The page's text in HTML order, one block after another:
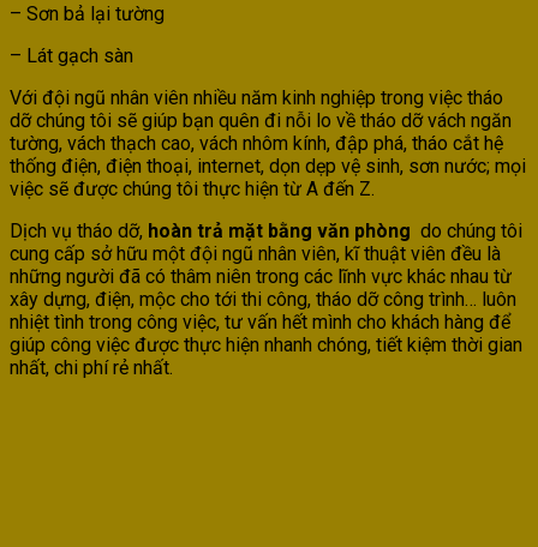
– Sơn bả lại tường
– Lát gạch sàn
Với đội ngũ nhân viên nhiều năm kinh nghiệp trong việc tháo
dỡ chúng tôi sẽ giúp bạn quên đi nỗi lo về tháo dỡ vách ngăn
tường, vách thạch cao, vách nhôm kính, đập phá, tháo cắt hệ
thống điện, điện thoại, internet, dọn dẹp vệ sinh, sơn nước; mọi
việc sẽ được chúng tôi thực hiện từ A đến Z.
Dịch vụ tháo dỡ, hoàn trả mặt bằng văn phòng do chúng tôi
cung cấp sở hữu một đội ngũ nhân viên, kĩ thuật viên đều là
những người đã có thâm niên trong các lĩnh vực khác nhau từ
xây dựng, điện, mộc cho tới thi công, tháo dỡ công trình… luôn
nhiệt tình trong công việc, tư vấn hết mình cho khách hàng để
giúp công việc được thực hiện nhanh chóng, tiết kiệm thời gian
nhất, chi phí rẻ nhất.